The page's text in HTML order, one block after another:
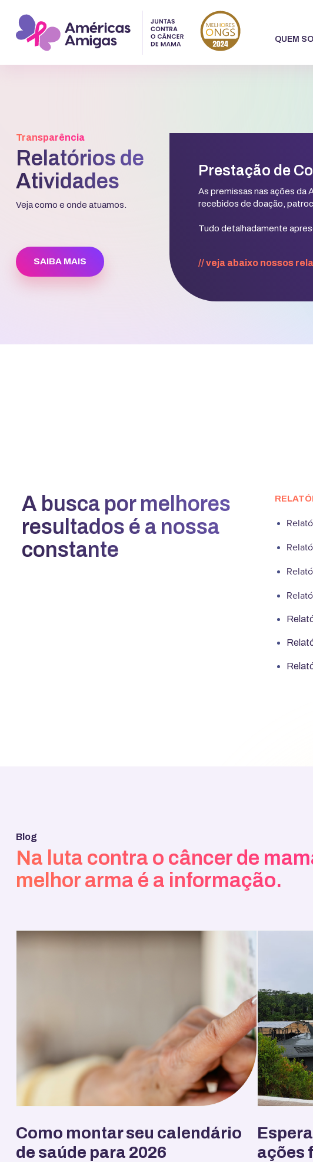
QUEM
Transparência
Relatórios de
Atividades
Veja como e onde atuamos.
SAIBA MAIS
Prestação de
As premissas nas ações da
recebidos de doação,
Tudo detalhadamente
// veja abaixo nossos
A busca por melhores
resultados é a nossa
constante
Blog
Na luta contra o câncer de
melhor arma é a informação.
Como montar seu calendário
de saúde para 2026
ações